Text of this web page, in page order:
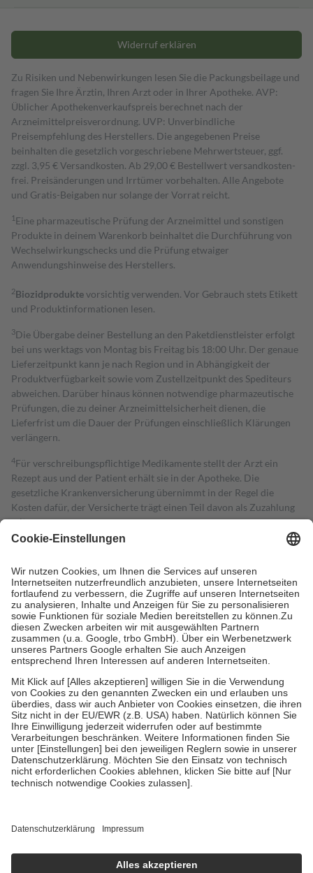
Widerruf erklären
Zu Risiken und Nebenwirkungen lesen Sie die Packungsbeilage und
fragen Sie Ihre Ärztin, Ihren Arzt oder in Ihrer Apotheke. AVP:
Üblicher Apothekenverkaufspreis berechnet nach der
Arzneimittelpreisverordnung. UVP: Unverbindliche
Preisempfehlung des Herstellers. Die angegebenen Preise
beinhalten die gesetzlich vorgeschriebene Mehrwertsteuer, ggf.
zzgl. 3,95 € Versandkosten. Ab 29,00 € Bestell­wert versand­kosten­
frei. Preisänderungen und Irrtümer vorbehalten. Alle Angebote
und Gratis-Beigaben nur solange der Vorrat reicht.
1 Eine pharmazeutische Prüfung der Arzneimittel und sonstigen
Produkte in deinem Warenkorb beinhaltet die Durchführung von
Wechselwirkungschecks und die Prüfung etwaiger
Anwendungshinweise des Herstellers.
2Biozidproduktevorsichtig verwenden. Vor Gebrauch stets Etikett
und Produktinformationen lesen.
3Die Übergabe deiner Bestellung an den Paketdienstleister erfolgt
bei uns werktags von Montag bis Freitag bis 18:00 Uhr. Der genaue
Lieferzeitpunkt kann je nach Region und in Abhängigkeit der
Produktverfügbarkeit sowie vom Zustellzeitpunkt des Spediteurs
abweichen. Darüber hinaus können notwendige pharmazeutische
Prüfungen, die zu deiner Arzneimittelsicherheit dienen, die
Lieferfrist um die Dauer der Prüfungen einschließlich Klärungen
verlängern.
4Für verschreibungspflichtige Medikamente stellt der Arzt ein
Rezept aus und der Patient erhält sie in der Apotheke. Die
gesetzliche Krankenversicherung übernimmt in der Regel die
Kosten dafür, der Versicherte trägt einen Teil davon als Zuzahlung
mit.
Grundsätzlich leisten Mitglieder Zuzahlungen in Höhe von zehn
höchstens zehn Euro.
Es sind jedoch nie mehr als die tatsächlichen
Kosten der Leistung zu entrichten.
Diese Regeln gelten grundsätzlich auch für Online-Apotheken.
Bei Heilmitteln und häuslicher Krankenpflege beträgt die
Zuzahlung zehn Prozent der Kosten sowie zehn Euro je
Verordnung.
Um das Engagement der Versicherten für ihre eigene Gesundheit zu
stärken und die besondere Stellung der Familie zu unterstützen,
fallenkeine Zuzahlungenan bei:
• Kindern und Jugendlichen bis zum vollendeten 18. Lebensjahr
mit Ausnahme der Fahrkosten
• Untersuchungen zur Vorsorge und Früherkennung, die von der
GKV getragen werden
• empfohlenen Schutzimpfungen
• Harn- und Blutteststreifen
getroffen, um sicherzustellen, dass es sich um echte Bewertungen
https://help.etrusted.com/hc/de/articles/4419944605341